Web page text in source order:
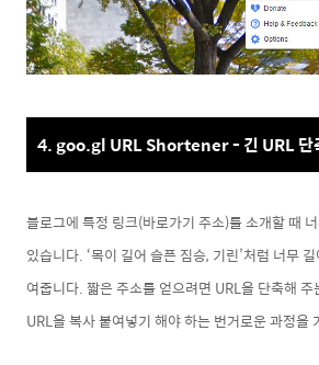
4. goo.gl URL Shortener - 긴 URL 단
블로그에 특정 링크(바로가기 주소)를 소개할 때
있습니다. ‘목이 길어 슬픈 짐승, 기린’처럼 너무
여줍니다. 짧은 주소를 얻으려면 URL을 단축해
URL을 복사 붙여넣기 해야 하는 번거로운 과정을